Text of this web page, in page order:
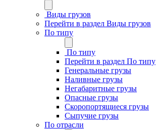
Виды грузов
Перейти в раздел Виды грузов
По типу
По типу
Перейти в раздел По типу
Генеральные грузы
Наливные грузы
Негабаритные грузы
Опасные грузы
Скоропортящиеся грузы
Сыпучие грузы
По отрасли